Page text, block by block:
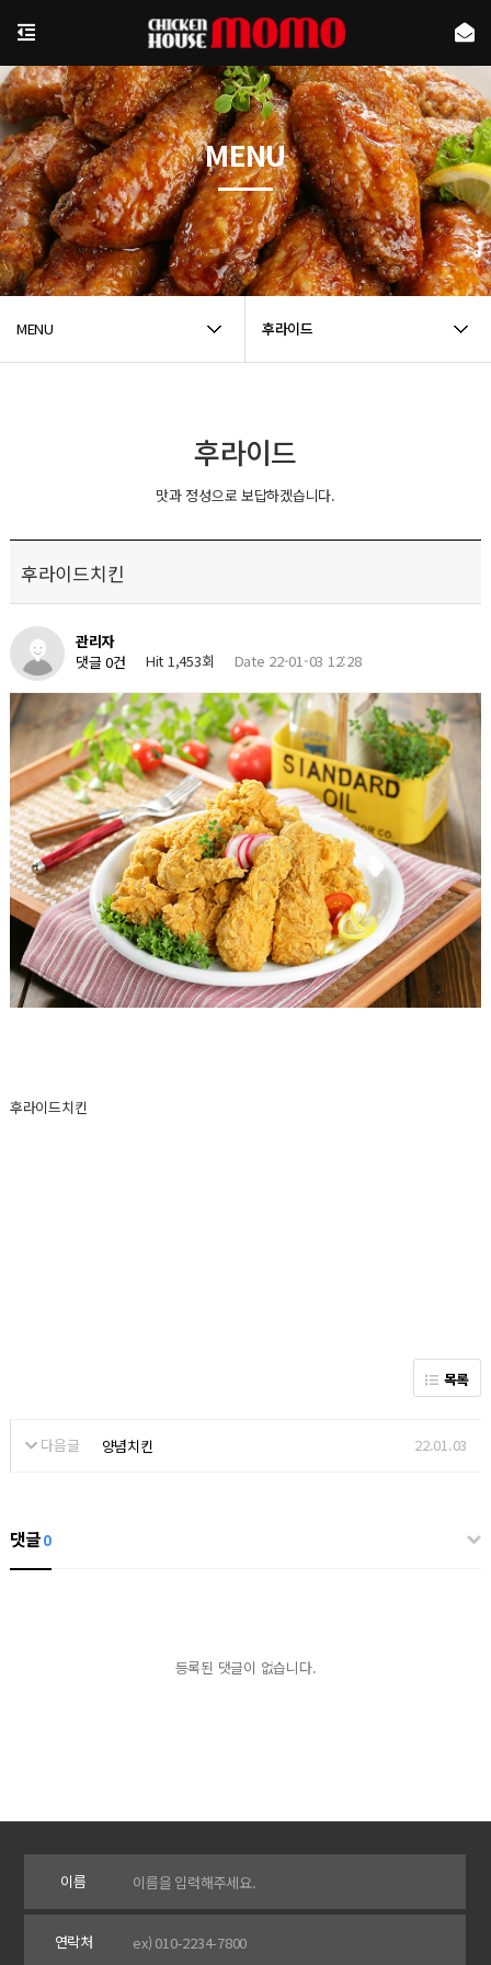
MENU 후라이드
MENU
후라이드
맛과 정성으로 보답하겠습니다.
후라이드치킨
관리자
댓글 0건
Hit 1,453회 Date 22-01-03 12:28
후라이드치킨
목록
다음글 양념치킨 22.01.03
댓글0
등록된 댓글이 없습니다.
이름
연락처